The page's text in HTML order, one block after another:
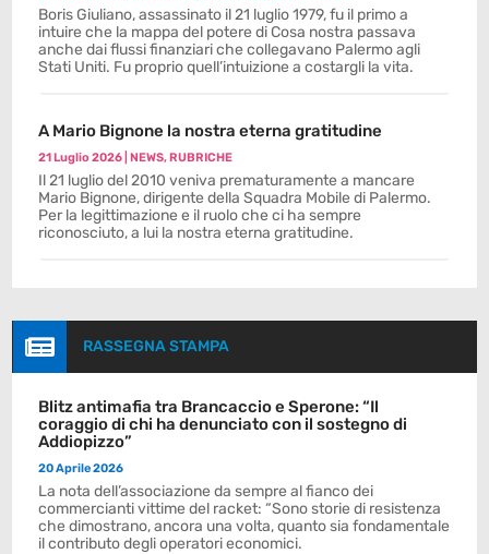
Boris Giuliano, assassinato il 21 luglio 1979, fu il primo a
intuire che la mappa del potere di Cosa nostra passava
anche dai flussi finanziari che collegavano Palermo agli
Stati Uniti. Fu proprio quell’intuizione a costargli la vita.
A Mario Bignone la nostra eterna gratitudine
21 Luglio 2026 |NEWS,RUBRICHE
Il 21 luglio del 2010 veniva prematuramente a mancare
Mario Bignone, dirigente della Squadra Mobile di Palermo.
Per la legittimazione e il ruolo che ci ha sempre
riconosciuto, a lui la nostra eterna gratitudine.
 RASSEGNA STAMPA
Blitz antimafia tra Brancaccio e Sperone: “Il
coraggio di chi ha denunciato con il sostegno di
Addiopizzo”
20 Aprile 2026
La nota dell’associazione da sempre al fianco dei
commercianti vittime del racket: “Sono storie di resistenza
che dimostrano, ancora una volta, quanto sia fondamentale
il contributo degli operatori economici.